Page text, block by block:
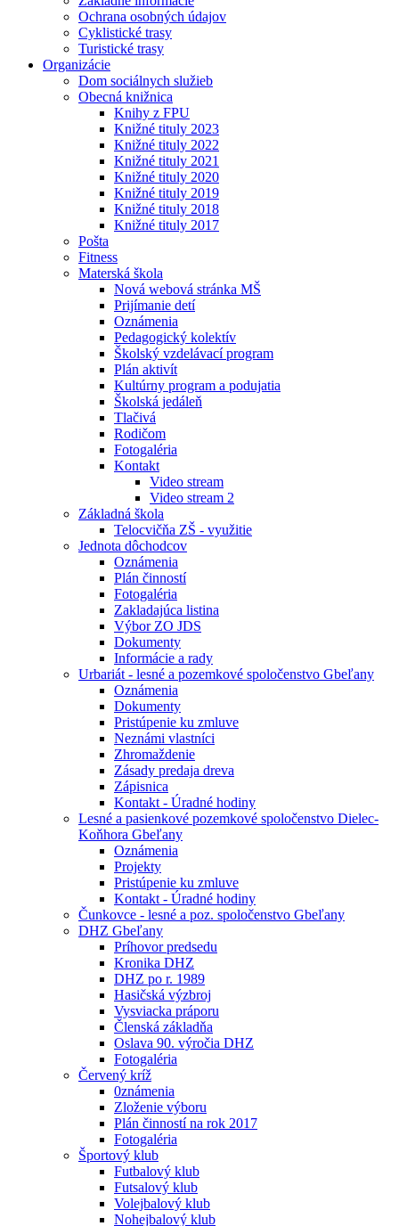
Ochrana osobných údajov
Cyklistické trasy
Turistické trasy
Organizácie
Dom sociálnych služieb
Obecná knižnica
Knihy z FPU
Knižné tituly 2023
Knižné tituly 2022
Knižné tituly 2021
Knižné tituly 2020
Knižné tituly 2019
Knižné tituly 2018
Knižné tituly 2017
Pošta
Fitness
Materská škola
Nová webová stránka MŠ
Prijímanie detí
Oznámenia
Pedagogický kolektív
Školský vzdelávací program
Plán aktivít
Kultúrny program a podujatia
Školská jedáleň
Tlačivá
Rodičom
Fotogaléria
Kontakt
Video stream
Video stream 2
Základná škola
Telocvičňa ZŠ - využitie
Jednota dôchodcov
Oznámenia
Plán činností
Fotogaléria
Zakladajúca listina
Výbor ZO JDS
Dokumenty
Informácie a rady
Urbariát - lesné a pozemkové spoločenstvo Gbeľany
Oznámenia
Dokumenty
Pristúpenie ku zmluve
Neznámi vlastníci
Zhromaždenie
Zásady predaja dreva
Zápisnica
Kontakt - Úradné hodiny
Lesné a pasienkové pozemkové spoločenstvo Dielec-
Koňhora Gbeľany
Oznámenia
Projekty
Pristúpenie ku zmluve
Kontakt - Úradné hodiny
Čunkovce - lesné a poz. spoločenstvo Gbeľany
DHZ Gbeľany
Príhovor predsedu
Kronika DHZ
DHZ po r. 1989
Hasičská výzbroj
Vysviacka práporu
Členská základňa
Oslava 90. výročia DHZ
Fotogaléria
Červený kríž
0známenia
Zloženie výboru
Plán činností na rok 2017
Fotogaléria
Športový klub
Futbalový klub
Futsalový klub
Volejbalový klub
Nohejbalový klub